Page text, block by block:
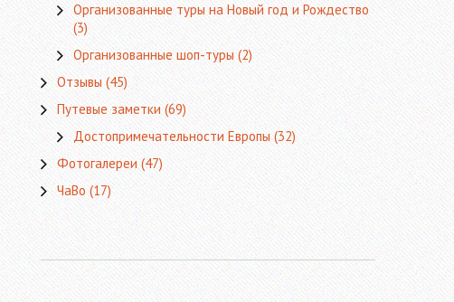
Организованные туры на Новый год и Рождество
(3)
Организованные шоп-туры(2)
Отзывы(45)
Путевые заметки(69)
Достопримечательности Европы(32)
Фотогалереи(47)
ЧаВо(17)